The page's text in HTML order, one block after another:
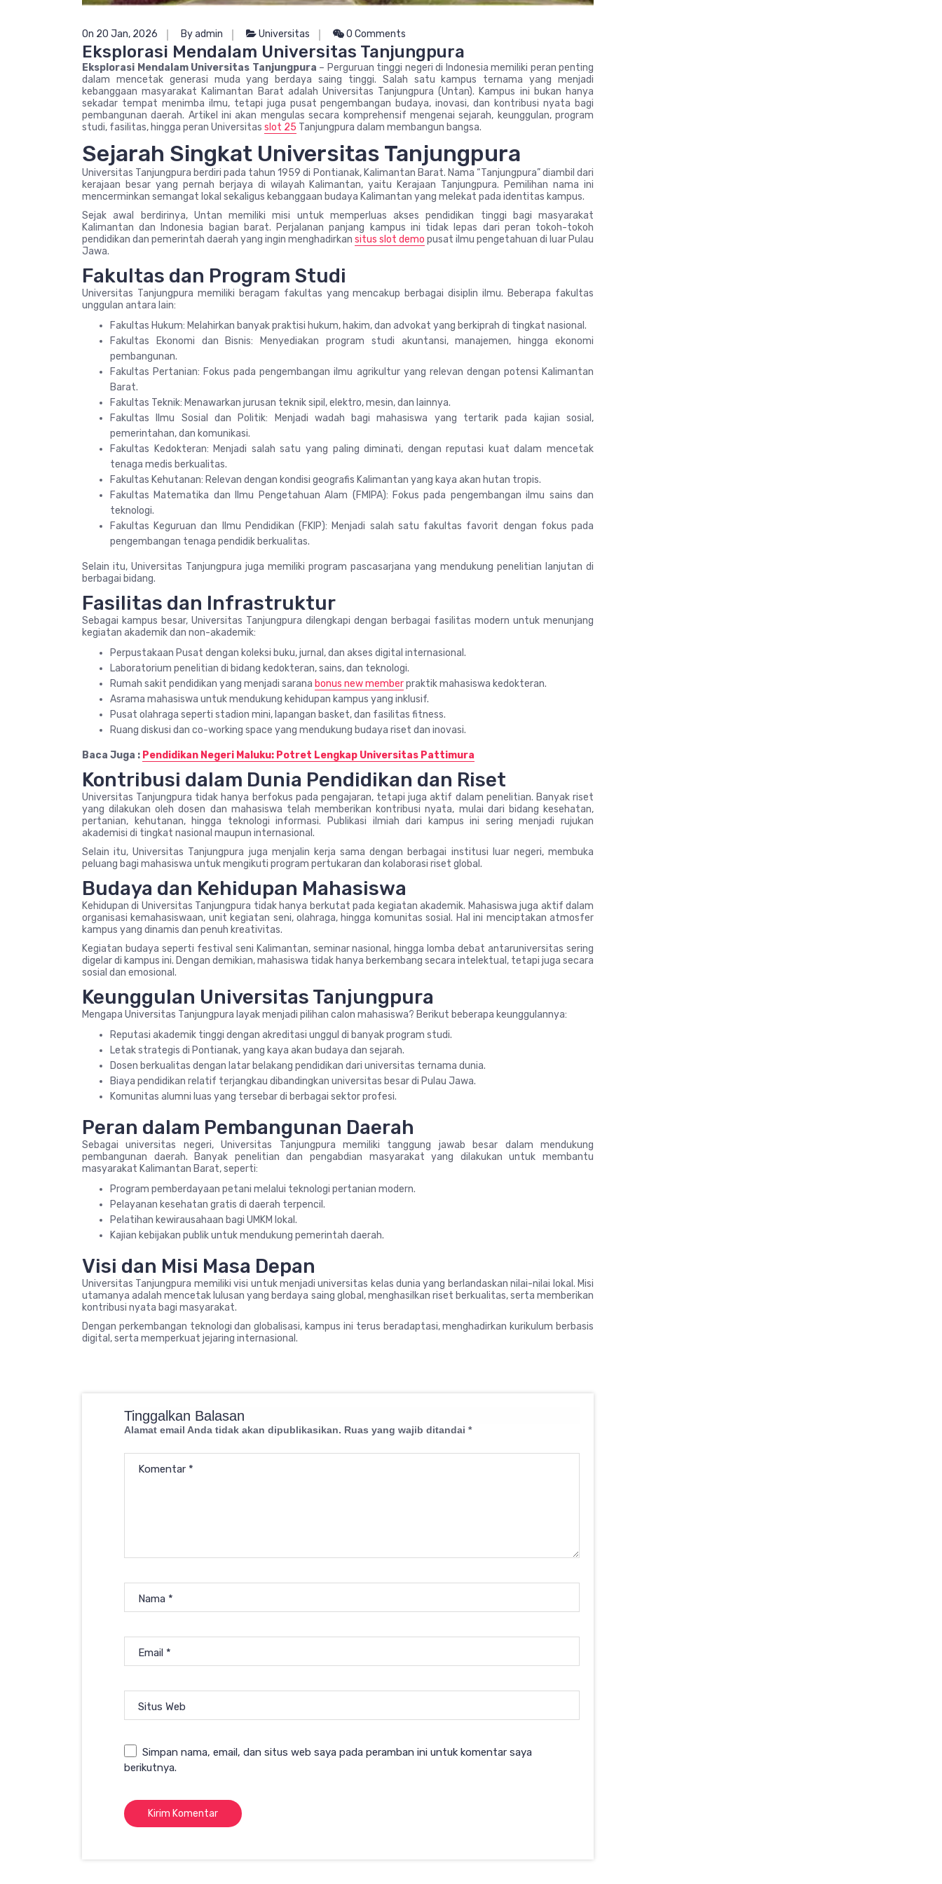
On 20 Jan, 2026 By admin Universitas 0 Comments
Eksplorasi Mendalam Universitas Tanjungpura
Eksplorasi Mendalam Universitas Tanjungpura – Perguruan tinggi negeri di Indonesia memiliki peran penting
dalam mencetak generasi muda yang berdaya saing tinggi. Salah satu kampus ternama yang menjadi
kebanggaan masyarakat Kalimantan Barat adalah Universitas Tanjungpura (Untan). Kampus ini bukan hanya
sekadar tempat menimba ilmu, tetapi juga pusat pengembangan budaya, inovasi, dan kontribusi nyata bagi
pembangunan daerah. Artikel ini akan mengulas secara komprehensif mengenai sejarah, keunggulan, program
studi, fasilitas, hingga peran Universitas slot 25 Tanjungpura dalam membangun bangsa.
Sejarah Singkat Universitas Tanjungpura
Universitas Tanjungpura berdiri pada tahun 1959 di Pontianak, Kalimantan Barat. Nama “Tanjungpura” diambil dari
kerajaan besar yang pernah berjaya di wilayah Kalimantan, yaitu Kerajaan Tanjungpura. Pemilihan nama ini
mencerminkan semangat lokal sekaligus kebanggaan budaya Kalimantan yang melekat pada identitas kampus.
Sejak awal berdirinya, Untan memiliki misi untuk memperluas akses pendidikan tinggi bagi masyarakat
Kalimantan dan Indonesia bagian barat. Perjalanan panjang kampus ini tidak lepas dari peran tokoh-tokoh
pendidikan dan pemerintah daerah yang ingin menghadirkan situs slot demo pusat ilmu pengetahuan di luar Pulau
Jawa.
Fakultas dan Program Studi
Universitas Tanjungpura memiliki beragam fakultas yang mencakup berbagai disiplin ilmu. Beberapa fakultas
unggulan antara lain:
Fakultas Hukum: Melahirkan banyak praktisi hukum, hakim, dan advokat yang berkiprah di tingkat nasional.
Fakultas Ekonomi dan Bisnis: Menyediakan program studi akuntansi, manajemen, hingga ekonomi
pembangunan.
Fakultas Pertanian: Fokus pada pengembangan ilmu agrikultur yang relevan dengan potensi Kalimantan
Barat.
Fakultas Teknik: Menawarkan jurusan teknik sipil, elektro, mesin, dan lainnya.
Fakultas Ilmu Sosial dan Politik: Menjadi wadah bagi mahasiswa yang tertarik pada kajian sosial,
pemerintahan, dan komunikasi.
Fakultas Kedokteran: Menjadi salah satu yang paling diminati, dengan reputasi kuat dalam mencetak
tenaga medis berkualitas.
Fakultas Kehutanan: Relevan dengan kondisi geografis Kalimantan yang kaya akan hutan tropis.
Fakultas Matematika dan Ilmu Pengetahuan Alam (FMIPA): Fokus pada pengembangan ilmu sains dan
teknologi.
Fakultas Keguruan dan Ilmu Pendidikan (FKIP): Menjadi salah satu fakultas favorit dengan fokus pada
pengembangan tenaga pendidik berkualitas.
Selain itu, Universitas Tanjungpura juga memiliki program pascasarjana yang mendukung penelitian lanjutan di
berbagai bidang.
Fasilitas dan Infrastruktur
Sebagai kampus besar, Universitas Tanjungpura dilengkapi dengan berbagai fasilitas modern untuk menunjang
kegiatan akademik dan non-akademik:
Perpustakaan Pusat dengan koleksi buku, jurnal, dan akses digital internasional.
Laboratorium penelitian di bidang kedokteran, sains, dan teknologi.
Rumah sakit pendidikan yang menjadi sarana bonus new memberpraktik mahasiswa kedokteran.
Asrama mahasiswa untuk mendukung kehidupan kampus yang inklusif.
Pusat olahraga seperti stadion mini, lapangan basket, dan fasilitas fitness.
Ruang diskusi dan co-working space yang mendukung budaya riset dan inovasi.
Baca Juga : Pendidikan Negeri Maluku: Potret Lengkap Universitas Pattimura
Kontribusi dalam Dunia Pendidikan dan Riset
Universitas Tanjungpura tidak hanya berfokus pada pengajaran, tetapi juga aktif dalam penelitian. Banyak riset
yang dilakukan oleh dosen dan mahasiswa telah memberikan kontribusi nyata, mulai dari bidang kesehatan,
pertanian, kehutanan, hingga teknologi informasi. Publikasi ilmiah dari kampus ini sering menjadi rujukan
akademisi di tingkat nasional maupun internasional.
Selain itu, Universitas Tanjungpura juga menjalin kerja sama dengan berbagai institusi luar negeri, membuka
peluang bagi mahasiswa untuk mengikuti program pertukaran dan kolaborasi riset global.
Budaya dan Kehidupan Mahasiswa
Kehidupan di Universitas Tanjungpura tidak hanya berkutat pada kegiatan akademik. Mahasiswa juga aktif dalam
organisasi kemahasiswaan, unit kegiatan seni, olahraga, hingga komunitas sosial. Hal ini menciptakan atmosfer
kampus yang dinamis dan penuh kreativitas.
Kegiatan budaya seperti festival seni Kalimantan, seminar nasional, hingga lomba debat antaruniversitas sering
digelar di kampus ini. Dengan demikian, mahasiswa tidak hanya berkembang secara intelektual, tetapi juga secara
sosial dan emosional.
Keunggulan Universitas Tanjungpura
Mengapa Universitas Tanjungpura layak menjadi pilihan calon mahasiswa? Berikut beberapa keunggulannya:
Reputasi akademik tinggi dengan akreditasi unggul di banyak program studi.
Letak strategis di Pontianak, yang kaya akan budaya dan sejarah.
Dosen berkualitas dengan latar belakang pendidikan dari universitas ternama dunia.
Biaya pendidikan relatif terjangkau dibandingkan universitas besar di Pulau Jawa.
Komunitas alumni luas yang tersebar di berbagai sektor profesi.
Peran dalam Pembangunan Daerah
Sebagai universitas negeri, Universitas Tanjungpura memiliki tanggung jawab besar dalam mendukung
pembangunan daerah. Banyak penelitian dan pengabdian masyarakat yang dilakukan untuk membantu
masyarakat Kalimantan Barat, seperti:
Program pemberdayaan petani melalui teknologi pertanian modern.
Pelayanan kesehatan gratis di daerah terpencil.
Pelatihan kewirausahaan bagi UMKM lokal.
Kajian kebijakan publik untuk mendukung pemerintah daerah.
Visi dan Misi Masa Depan
Universitas Tanjungpura memiliki visi untuk menjadi universitas kelas dunia yang berlandaskan nilai-nilai lokal. Misi
utamanya adalah mencetak lulusan yang berdaya saing global, menghasilkan riset berkualitas, serta memberikan
kontribusi nyata bagi masyarakat.
Dengan perkembangan teknologi dan globalisasi, kampus ini terus beradaptasi, menghadirkan kurikulum berbasis
digital, serta memperkuat jejaring internasional.
Tinggalkan Balasan
Alamat email Anda tidak akan dipublikasikan. Ruas yang wajib ditandai *
Komentar *
Nama *
Email *
Situs Web
Simpan nama, email, dan situs web saya pada peramban ini untuk komentar saya
berikutnya.